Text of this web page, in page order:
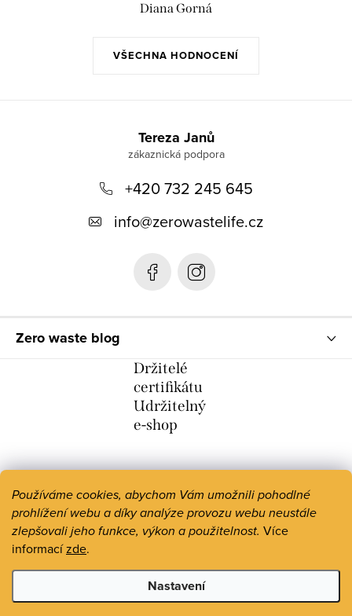
Používáme cookies, abychom Vám umožnili pohodlné
prohlížení webu a díky analýze provozu webu neustále
zlepšovali jeho funkce, výkon a použitelnost. Více
informacízde.
Nastavení
VŠECHNA HODNOCENÍ
Diana Gorná
Tereza Janů
+420 732 245 645
info@zerowastelife.cz
Zero waste blog
Držitelé
certifikátu
Udržitelný
e-shop
Copyright 2026Zero Waste Life. Všechna práva vyhrazena.